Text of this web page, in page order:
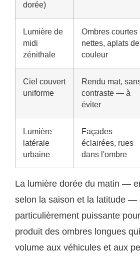
dorée)
Lumière de
midi
zénithale
Ombres courtes
nettes, aplats de
couleur
Ciel couvert
uniforme
Rendu mat,
contraste — à
éviter
Lumière
latérale
urbaine
Façades
éclairées, rues
dans l'ombre
La lumière dorée du matin —
selon la saison et la latitude —
particulièrement puissante
produit des ombres longues
volume aux véhicules et aux